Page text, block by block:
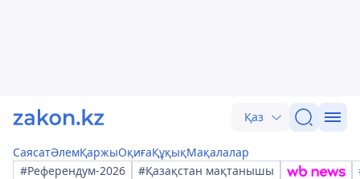
Қаз
СаясатӘлемҚаржыОқиғаҚұқықМақалалар
#Референдум-2026
#Қазақстан мақтанышы